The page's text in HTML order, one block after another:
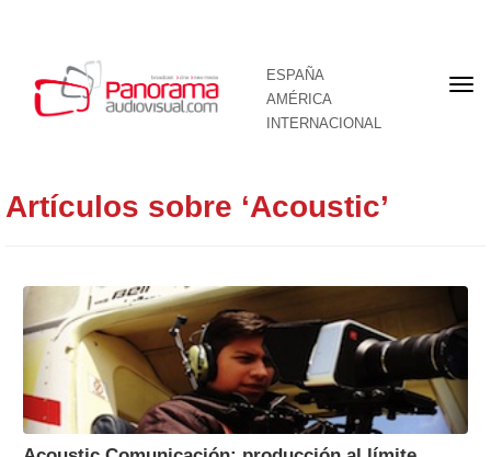
ESPAÑA
AMÉRICA
INTERNACIONAL
Artículos sobre ‘Acoustic’